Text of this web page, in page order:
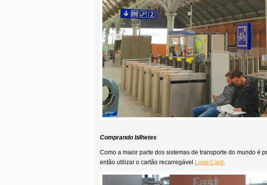
Comprando bilhetes
Como a maior parte dos sistemas de transporte do mundo é
então utilizar o cartão recarregável
Leap Card .